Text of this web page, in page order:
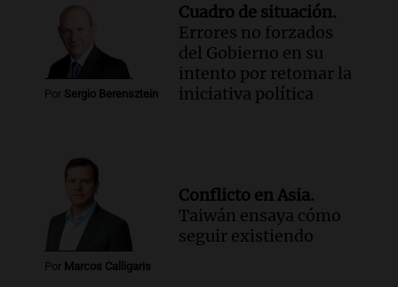
Por Sergio Berensztein
Cuadro de situación.
Errores no forzados
del Gobierno en su
intento por retomar la
iniciativa política
Por Marcos Calligaris
Conflicto en Asia.
Taiwán ensaya cómo
seguir existiendo